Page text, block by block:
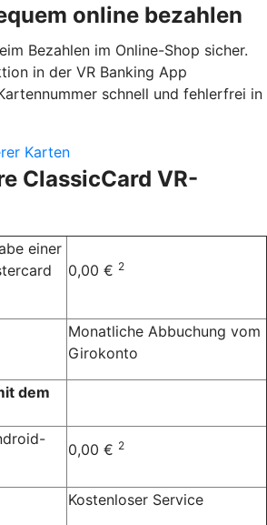
online bezahlen
Bezahlen im Online-Shop sicher.
in der VR Banking App
schnell und fehlerfrei in
Karten
ClassicCard VR-
einer
0,00 € 2
Monatliche Abbuchung vom
Girokonto
dem
0,00 € 2
Kostenloser Service